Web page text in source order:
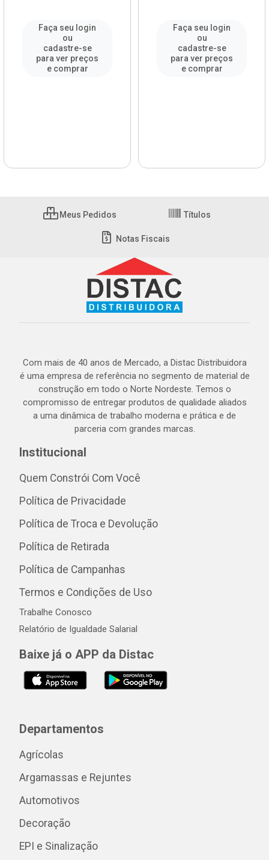
Faça seu login
ou
cadastre-se
para ver preços
e comprar
Faça seu login
ou
cadastre-se
para ver preços
e comprar
Meus Pedidos Títulos
Notas Fiscais
Com mais de 40 anos de Mercado, a Distac Distribuidora
é uma empresa de referência no segmento de material de
construção em todo o Norte Nordeste. Temos o
compromisso de entregar produtos de qualidade aliados
a uma dinâmica de trabalho moderna e prática e de
parceria com grandes marcas.
Institucional
Quem Constrói Com Você
Política de Privacidade
Política de Troca e Devolução
Política de Retirada
Política de Campanhas
Termos e Condições de Uso
Trabalhe Conosco
Relatório de Igualdade Salarial
Baixe já o APP da Distac
Departamentos
Agrícolas
Argamassas e Rejuntes
Automotivos
Decoração
EPI e Sinalização